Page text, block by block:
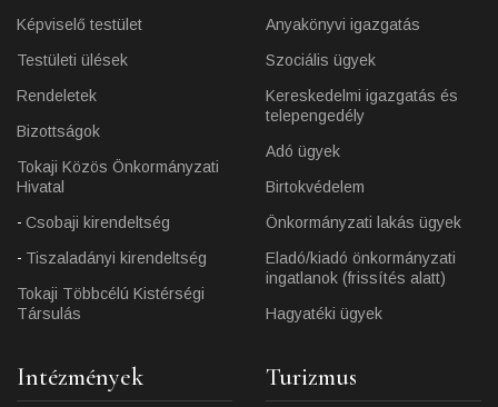
Képviselő testület
Testületi ülések
Rendeletek
Bizottságok
Tokaji Közös Önkormányzati
Hivatal
Csobaji kirendeltség
Tiszaladányi kirendeltség
Tokaji Többcélú Kistérségi
Társulás
Anyakönyvi igazgatás
Szociális ügyek
Kereskedelmi igazgatás és
telepengedély
Adó ügyek
Birtokvédelem
Önkormányzati lakás ügyek
Eladó/kiadó önkormányzati
ingatlanok (frissítés alatt)
Hagyatéki ügyek
Intézmények Turizmus